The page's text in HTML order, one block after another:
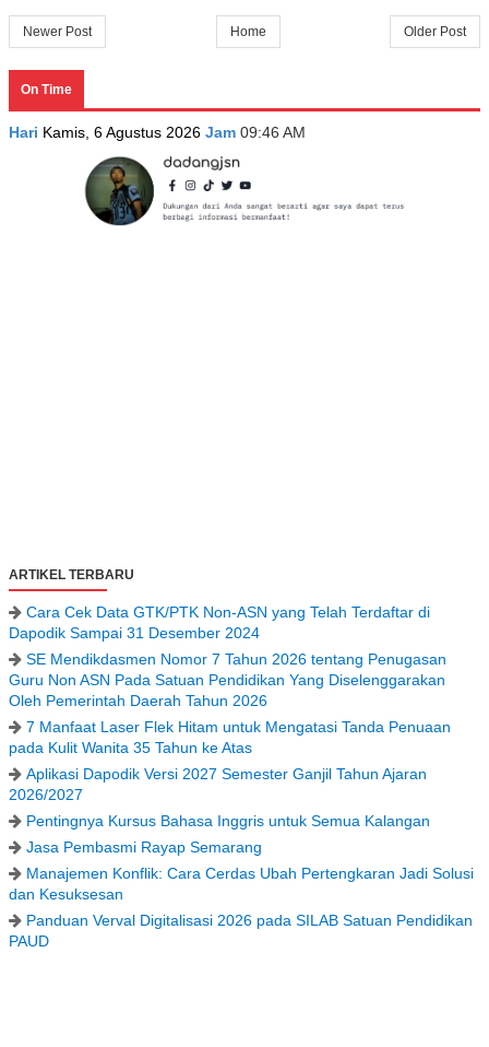
Newer Post Older Post
Home
On Time
Hari Kamis, 6 Agustus 2026 Jam 09:46 AM
ARTIKEL TERBARU
Cara Cek Data GTK/PTK Non-ASN yang Telah Terdaftar di
Dapodik Sampai 31 Desember 2024
SE Mendikdasmen Nomor 7 Tahun 2026 tentang Penugasan
Guru Non ASN Pada Satuan Pendidikan Yang Diselenggarakan
Oleh Pemerintah Daerah Tahun 2026
7 Manfaat Laser Flek Hitam untuk Mengatasi Tanda Penuaan
pada Kulit Wanita 35 Tahun ke Atas
Aplikasi Dapodik Versi 2027 Semester Ganjil Tahun Ajaran
2026/2027
Pentingnya Kursus Bahasa Inggris untuk Semua Kalangan
Jasa Pembasmi Rayap Semarang
Manajemen Konflik: Cara Cerdas Ubah Pertengkaran Jadi Solusi
dan Kesuksesan
Panduan Verval Digitalisasi 2026 pada SILAB Satuan Pendidikan
PAUD